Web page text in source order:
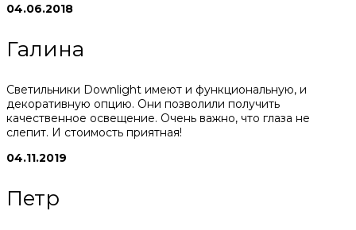
04.06.2018
Галина
Светильники Downlight имеют и функциональную, и
декоративную опцию. Они позволили получить
качественное освещение. Очень важно, что глаза не
слепит. И стоимость приятная!
04.11.2019
Петр